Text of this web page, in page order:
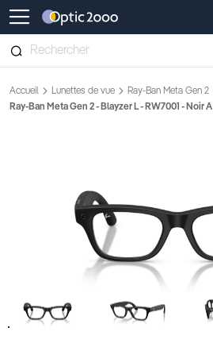
Retour vers la page d'accueil
Accueil Lunettes de vue
Ray-Ban Meta Gen 2
Ray-Ban Meta Gen 2 - Blayzer L - RW7001 - Noir A